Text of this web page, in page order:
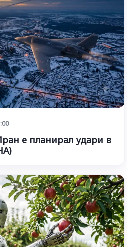
е планирал удари в